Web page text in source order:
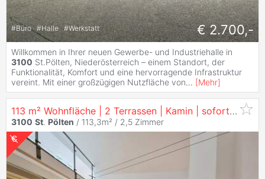
#Büro #Halle #Werkstatt € 2.700,-
Willkommen in Ihrer neuen Gewerbe- und Industriehalle in
3100 St.Pölten, Niederösterreich – einem Standort, der
Funktionalität, Komfort und eine hervorragende Infrastruktur
vereint. Mit einer großzügigen Nutzfläche von... [Mehr]
113 m² Wohnfläche | 2 Terrassen | Kamin | sofort verfügbar
3100 St. Pölten / 113,3m² / 2,5 Zimmer